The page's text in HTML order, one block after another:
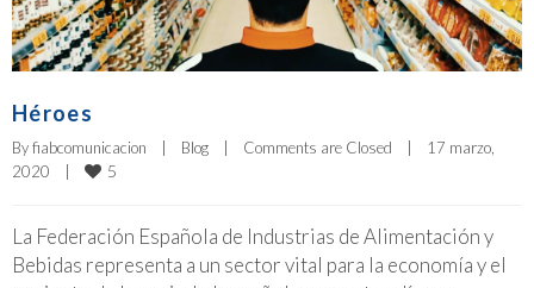
Héroes
By fiabcomunicacion | Blog | Comments are Closed |
17 marzo,
2020
| 5
La Federación Española de Industrias de Alimentación y
Bebidas representa a un sector vital para la economía y el